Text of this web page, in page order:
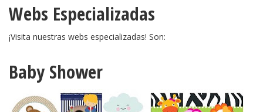
Webs Especializadas
¡Visita nuestras webs especializadas! Son:
Baby Shower